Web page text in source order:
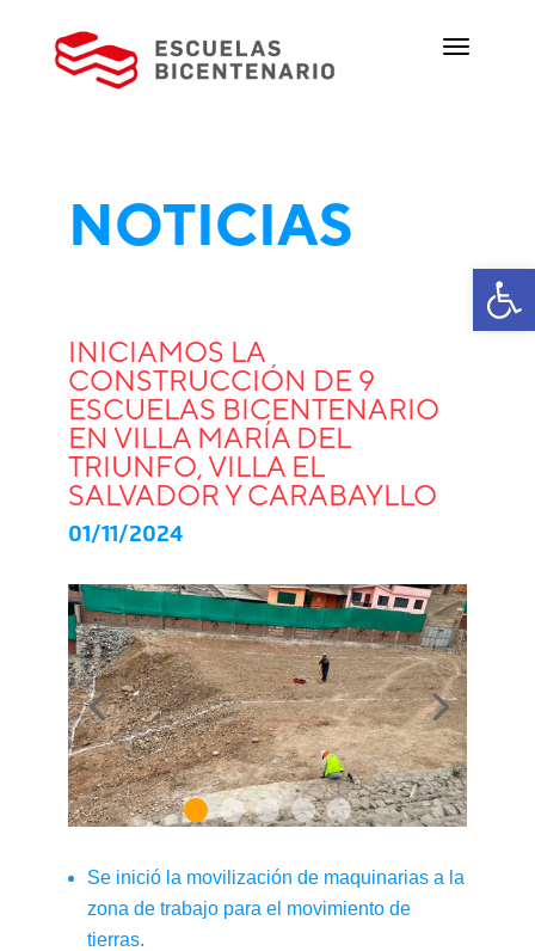
NOTICIAS
INICIAMOS LA
CONSTRUCCIÓN DE 9
ESCUELAS BICENTENARIO
EN VILLA MARÍA DEL
TRIUNFO, VILLA EL
SALVADOR Y CARABAYLLO
01/11/2024
Se inició la movilización de maquinarias a la
zona de trabajo para el movimiento de
tierras.